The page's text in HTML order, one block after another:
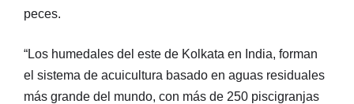
peces.
“Los humedales del este de Kolkata en India, forman
el sistema de acuicultura basado en aguas residuales
más grande del mundo, con más de 250 piscigranjas